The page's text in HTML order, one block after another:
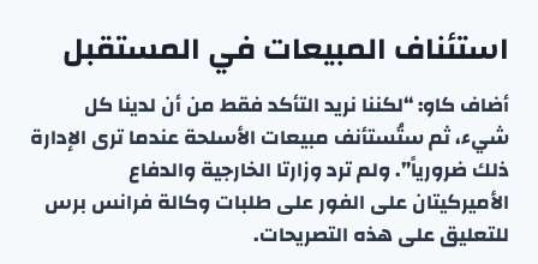
استئناف المبيعات في المستقبل
أضاف كاو: “لكننا نريد التأكد فقط من أن لدينا كل
شيء، ثم ستُستأنف مبيعات الأسلحة عندما ترى الإدارة
ذلك ضرورياً”. ولم ترد وزارتا الخارجية والدفاع
الأميركيتان على الفور على طلبات وكالة فرانس برس
للتعليق على هذه التصريحات.